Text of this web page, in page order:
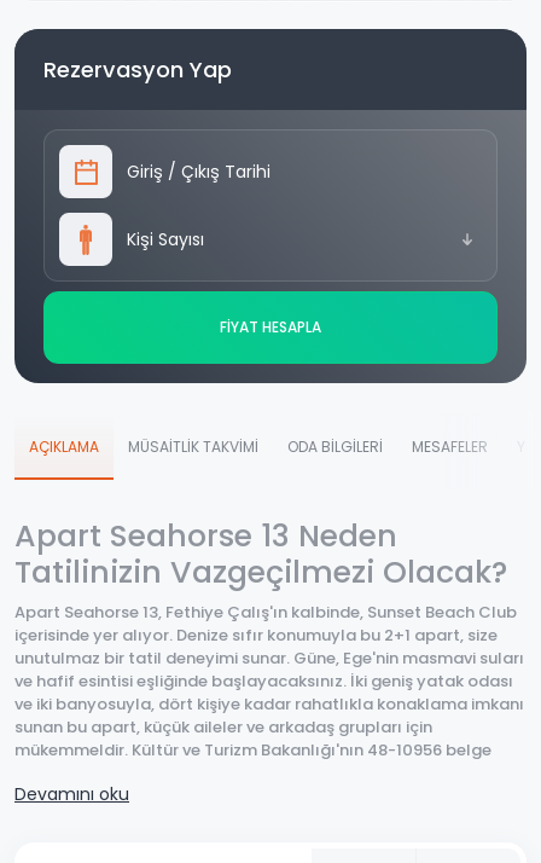
Rezervasyon Yap
Giriş / Çıkış Tarihi
Kişi Sayısı
FİYAT HESAPLA
AÇIKLAMA MÜSAİTLİK TAKVİMİ ODA BİLGİLERİ MESAFELER
Apart Seahorse 13 Neden
Tatilinizin Vazgeçilmezi Olacak?
Apart Seahorse 13, Fethiye Çalış'ın kalbinde, Sunset Beach Club
içerisinde yer alıyor. Denize sıfır konumuyla bu 2+1 apart, size
unutulmaz bir tatil deneyimi sunar. Güne, Ege'nin masmavi suları
ve hafif esintisi eşliğinde başlayacaksınız. İki geniş yatak odası
ve iki banyosuyla, dört kişiye kadar rahatlıkla konaklama imkanı
sunan bu apart, küçük aileler ve arkadaş grupları için
mükemmeldir. Kültür ve Turizm Bakanlığı'nın 48-10956 belge
standartlarda ve güvenilir olduğunu gösterir. Huzur dolu bir
Devamını oku